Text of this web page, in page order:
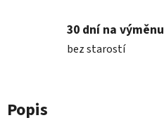
30 dní na výměnu
bez starostí
Popis